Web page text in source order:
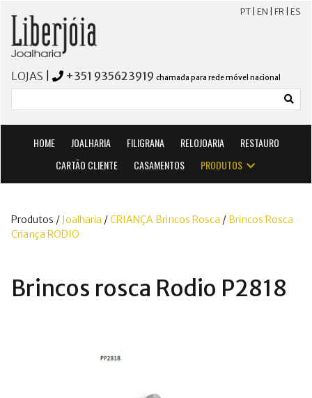
PT EN FR ES
LOJAS +351 935623919 chamada para rede móvel nacional
HOME JOALHARIA FILIGRANA RELOJOARIA
RESTAURO
CARTÃO CLIENTE
CASAMENTOS PRODUTOS
Produtos / Joalharia /CRIANÇA Brincos Rosca / Brincos Rosca
Criança RODIO
Brincos rosca Rodio P2818